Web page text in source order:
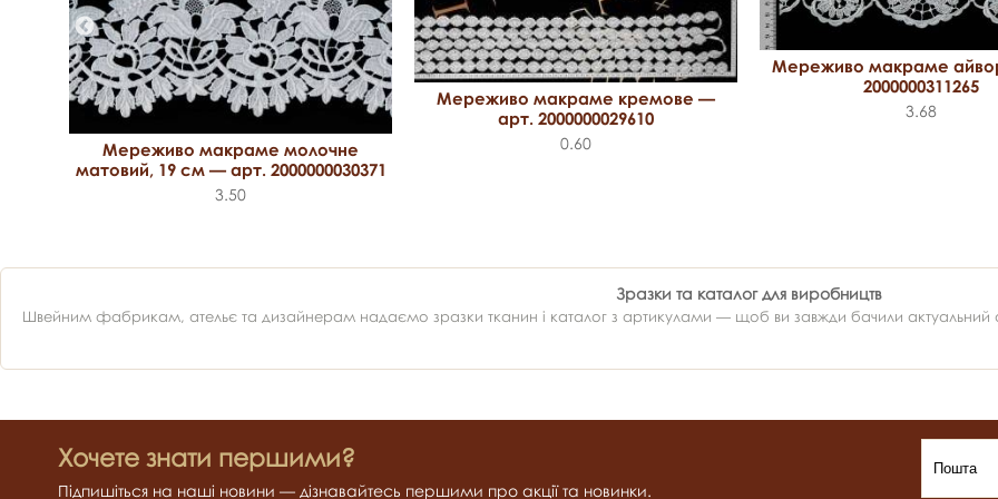
Мереживо макраме молочне
матовий, 19 см — арт. 2000000030371
3.50
Мереживо макраме кремове —
арт. 2000000029610
0.60
Мереживо макраме
2000000311265
3.68
Зразки та каталог для виробництв
Швейним фабрикам, ательє та дизайнерам надаємо зразки тканин і каталог з артикулами — щоб ви завжди бачили актуальний
Хочете знати першими?
Підпишіться на наші новини — дізнавайтесь першими про акції та новинки.